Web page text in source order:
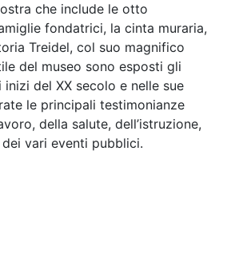
che include le otto
fondatrici, la cinta muraria,
Treidel, col suo magnifico
del museo sono esposti gli
del XX secolo e nelle sue
le principali testimonianze
della salute, dell’istruzione,
vari eventi pubblici.